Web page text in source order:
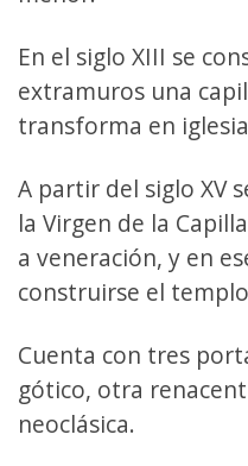
En el siglo XIII se
extramuros una
transforma en
A partir del siglo XV
la Virgen de la
a veneración, y en
construirse el
Cuenta con tres
gótico, otra
neoclásica.